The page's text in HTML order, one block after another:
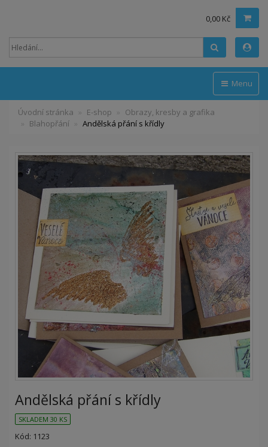
0,00 Kč
Menu
Úvodní stránka E-shop
Obrazy, kresby a grafika
Blahopřání
Andělská přání s křídly
Andělská přání s křídly
SKLADEM 30 KS
Kód: 1123